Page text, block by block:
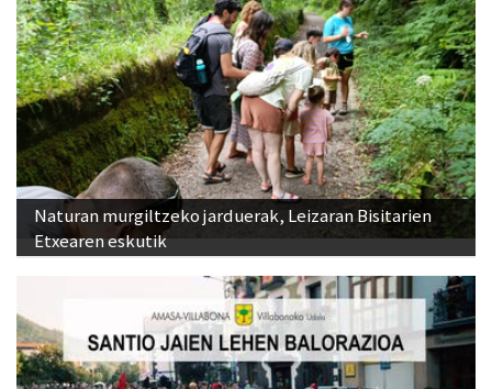
Naturan murgiltzeko jarduerak, Leizaran Bisitarien
Etxearen eskutik